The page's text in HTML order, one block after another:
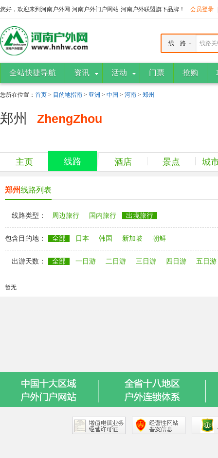
您好，欢迎来到河南户外网-河南户外门户网站-河南户外联盟旗下品牌！ 会员登录
线路
线 路
全站快捷导航 资讯 活动 门票 抢购
您所在位置： 首页 > 目的地指南 > 亚洲 > 中国 > 河南 > 郑州
郑州 ZhengZhou
主页 线路 酒店 景点 城
郑州线路列表
线路类型： 周边旅行 国内旅行 出境旅行
包含目的地： 全部 日本 韩国 新加坡 朝鲜
出游天数： 全部 一日游 二日游 三日游 四日游 五日游
暂无